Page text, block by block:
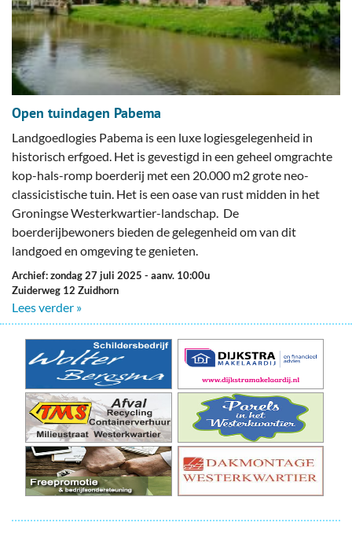
Open tuindagen Pabema
Landgoedlogies Pabema is een luxe logiesgelegenheid in
historisch erfgoed. Het is gevestigd in een geheel omgrachte
kop-hals-romp boerderij met een 20.000 m2 grote neo-
classicistische tuin. Het is een oase van rust midden in het
Groningse Westerkwartier-landschap. De
boerderijbewoners bieden de gelegenheid om van dit
landgoed en omgeving te genieten.
Archief: zondag 27 juli 2025 - aanv. 10:00u
Zuiderweg 12 Zuidhorn
Lees verder »